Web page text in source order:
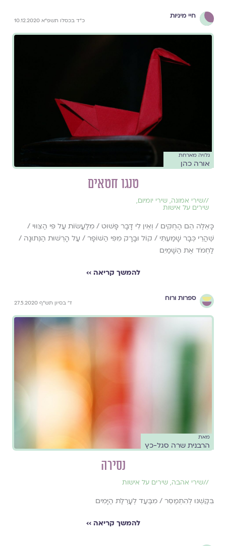
חיי מיניות
כ״ד בכסלו תשפ״א 10.12.2020
גלויה מארחת
אורה כהן
טנגו חטאים
//שירי אמונה, שירי יומיום,
שירים על אישות
כָּאֵלֶּה הֵם הַחֻקִּים / וְאֵין לִי דָּבָר פָּשׁוּט / מִלַּעֲשׂוֹת עַל פִּי הַצִּוּוּי /
שֶׁהֲרֵי כְּבָר שָׁמַעְתִּי / קוֹל וּבָרָק מִפִּי הַשּׁוֹפָר / עַל הָרְשׁוּת הַנְּתוּנָה /
לַחְמֹד אֶת הַשָּׁמַיִם
להמשך קריאה ››
ספרות ורוח
ד' בסיון תש"ף 27.5.2020
מאת
הרבנית שרה סגל-כץ
נסירה
//שירי אהבה, שירים על אישות
בִּקַּשְׁנוּ לְהִתְמַסֵּר / מִבַּעַד לְעָרְלַת הַיָּמִים
להמשך קריאה ››